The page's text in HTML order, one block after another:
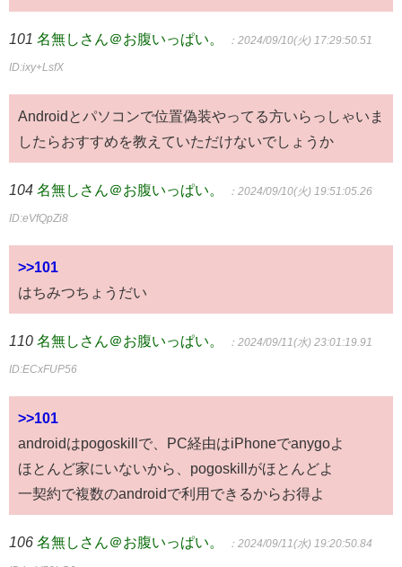
101 名無しさん＠お腹いっぱい。 ：2024/09/10(火) 17:29:50.51
ID:ixy+LsfX
Androidとパソコンで位置偽装やってる方いらっしゃいま
したらおすすめを教えていただけないでしょうか
104 名無しさん＠お腹いっぱい。 ：2024/09/10(火) 19:51:05.26
ID:eVfQpZi8
>>101
はちみつちょうだい
110 名無しさん＠お腹いっぱい。 ：2024/09/11(水) 23:01:19.91
ID:ECxFUP56
>>101
androidはpogoskillで、PC経由はiPhoneでanygoよ
ほとんど家にいないから、pogoskillがほとんどよ
一契約で複数のandroidで利用できるからお得よ
106 名無しさん＠お腹いっぱい。 ：2024/09/11(水) 19:20:50.84